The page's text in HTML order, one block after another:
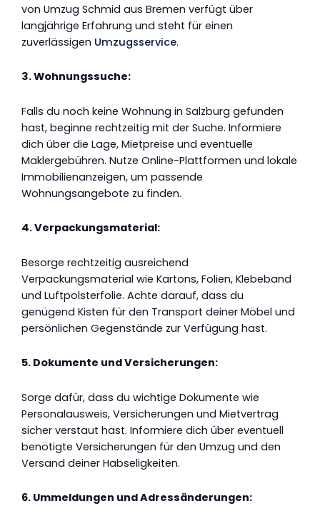
von Umzug Schmid aus Bremen verfügt über
langjährige Erfahrung und steht für einen
zuverlässigen Umzugsservice.
3. Wohnungssuche:
Falls du noch keine Wohnung in Salzburg gefunden
hast, beginne rechtzeitig mit der Suche. Informiere
dich über die Lage, Mietpreise und eventuelle
Maklergebühren. Nutze Online-Plattformen und lokale
Immobilienanzeigen, um passende
Wohnungsangebote zu finden.
4. Verpackungsmaterial:
Besorge rechtzeitig ausreichend
Verpackungsmaterial wie Kartons, Folien, Klebeband
und Luftpolsterfolie. Achte darauf, dass du
genügend Kisten für den Transport deiner Möbel und
persönlichen Gegenstände zur Verfügung hast.
5. Dokumente und Versicherungen:
Sorge dafür, dass du wichtige Dokumente wie
Personalausweis, Versicherungen und Mietvertrag
sicher verstaut hast. Informiere dich über eventuell
benötigte Versicherungen für den Umzug und den
Versand deiner Habseligkeiten.
6. Ummeldungen und Adressänderungen: